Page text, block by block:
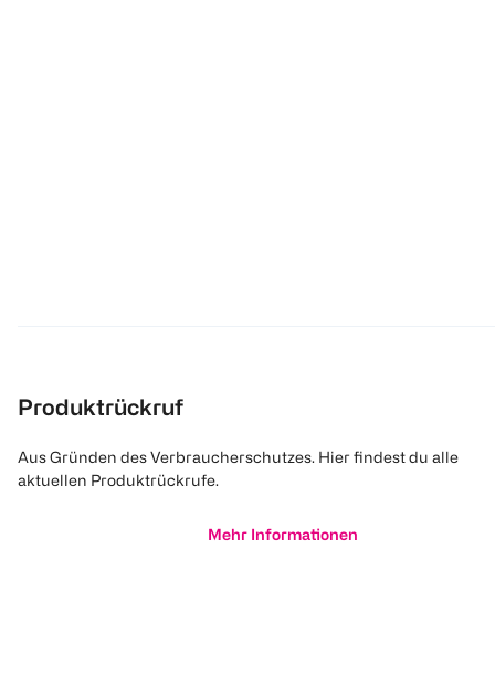
Produktrückruf
Aus Gründen des Verbraucherschutzes. Hier findest du alle
aktuellen Produktrückrufe.
Mehr Informationen